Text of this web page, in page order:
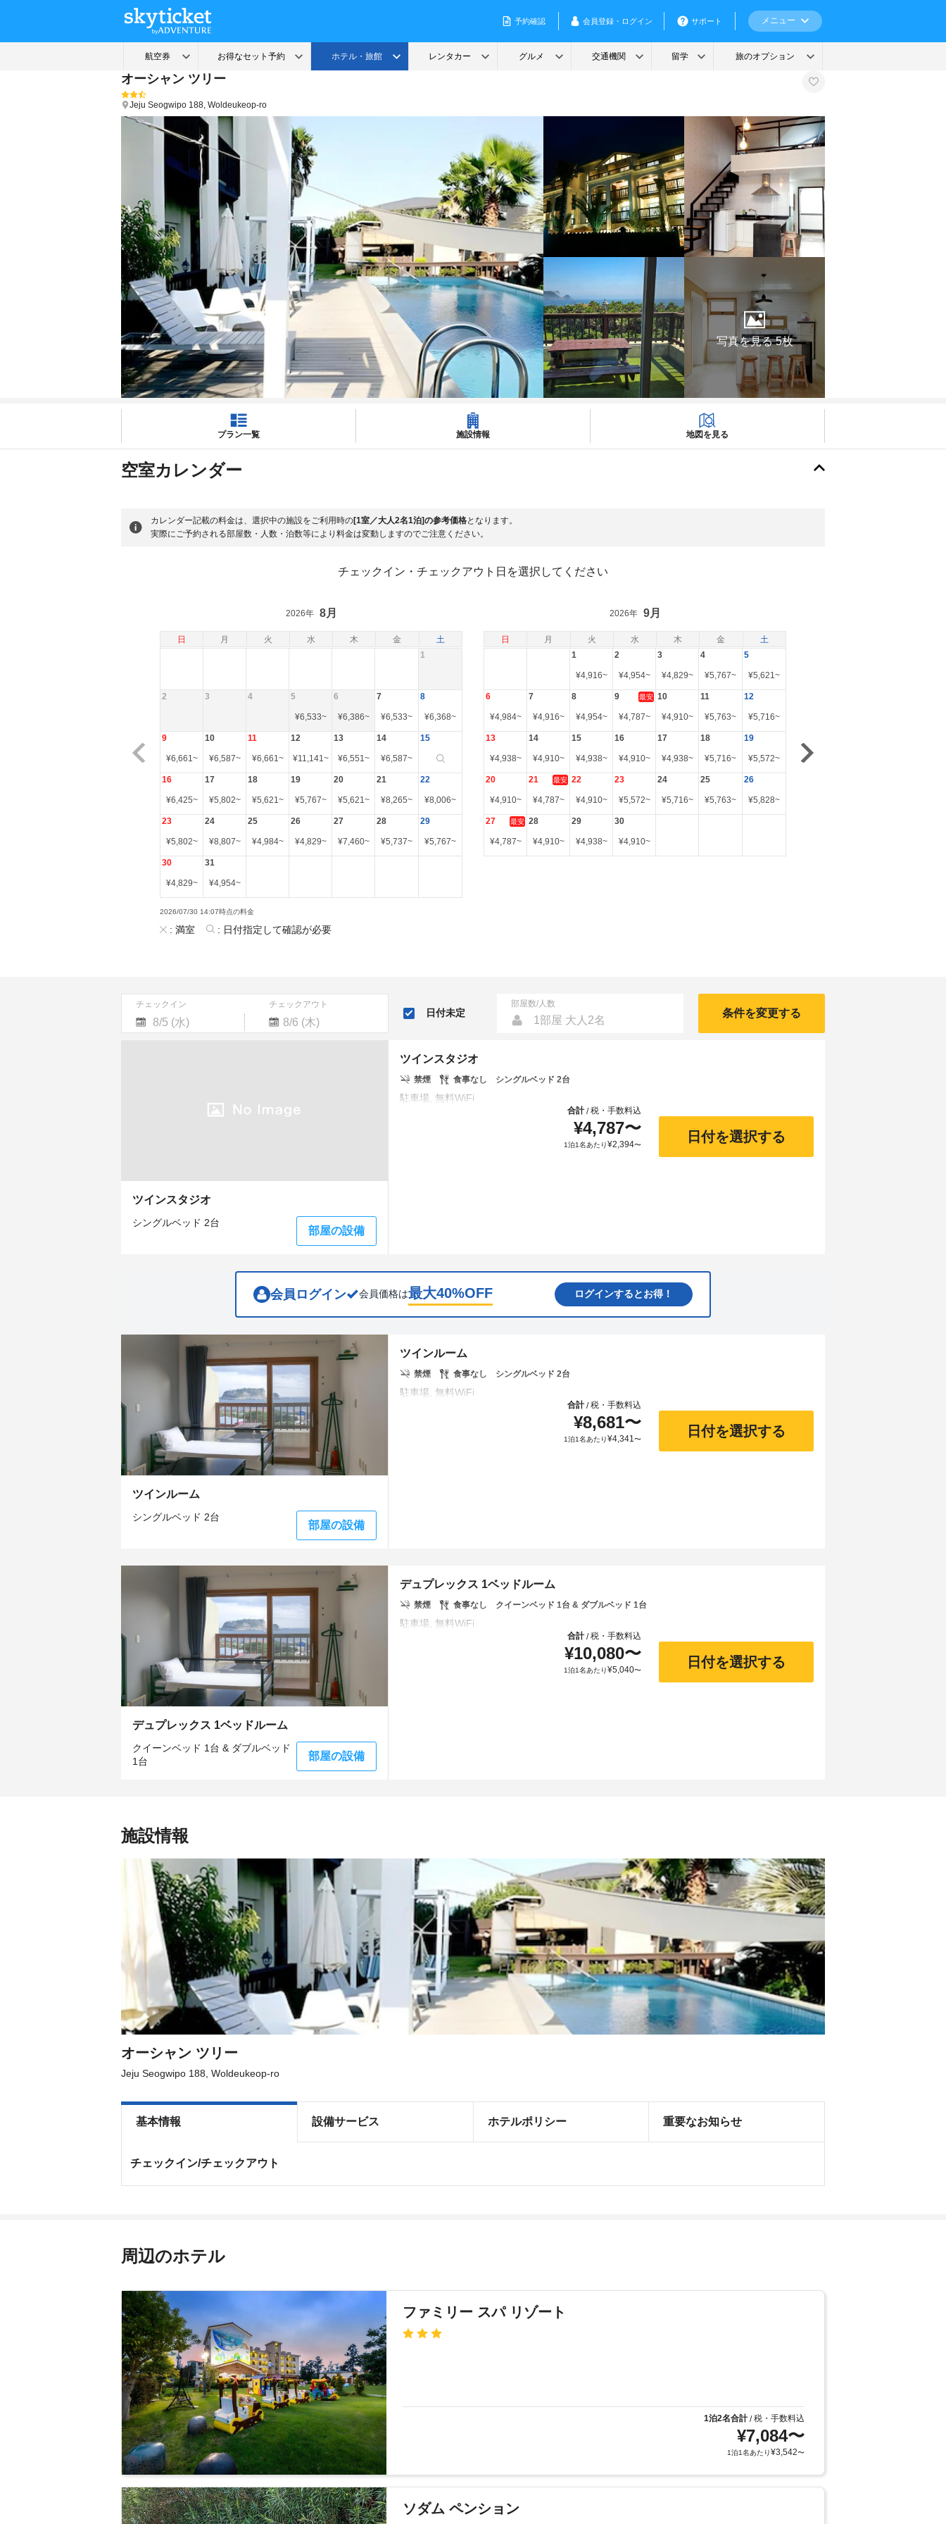
オーシャン ツリー
Jeju Seogwipo 188, Woldeukeop-ro
写真を見る 5枚
プラン一覧 施設情報 地図を見る
空室カレンダー
カレンダー記載の料金は、選択中の施設をご利用時の[1室／大人2名1泊]の参考価格となります。
実際にご予約される部屋数・人数・泊数等により料金は変動しますのでご注意ください。
チェックイン・チェックアウト日を選択してください
日 月 火 水 木 金 土 日 月 火 水 木 金 土
2026年 8月
1
2 3 4 5
¥6,533~
6
¥6,386~
7
¥6,533~
8
¥6,368~
9
¥6,661~
10
¥6,587~
11
¥6,661~
12
¥11,141~
13
¥6,551~
14
¥6,587~
15
16
¥6,425~
17
¥5,802~
18
¥5,621~
19
¥5,767~
20
¥5,621~
21
¥8,265~
22
¥8,006~
23
¥5,802~
24
¥8,807~
25
¥4,984~
26
¥4,829~
27
¥7,460~
28
¥5,737~
29
¥5,767~
30
¥4,829~
31
¥4,954~
2026年 9月
1
¥4,916~
2
¥4,954~
3
¥4,829~
4
¥5,767~
5
¥5,621~
6
¥4,984~
7
¥4,916~
8
¥4,954~
9 最安
¥4,787~
10
¥4,910~
11
¥5,763~
12
¥5,716~
13
¥4,938~
14
¥4,910~
15
¥4,938~
16
¥4,910~
17
¥4,938~
18
¥5,716~
19
¥5,572~
20
¥4,910~
21 最安
¥4,787~
22
¥4,910~
23
¥5,572~
24
¥5,716~
25
¥5,763~
26
¥5,828~
27 最安
¥4,787~
28
¥4,910~
29
¥4,938~
30
¥4,910~
2026/07/30 14:07時点の料金
: 満室 : 日付指定して確認が必要
チェックイン チェックアウト
Navigate
question
key
Navigate
calendar
shortcuts
for
changing
日付未定
部屋数/人数
1部屋 大人2名
条件を変更する
ツインスタジオ
シングルベッド 2台
部屋の設備
ツインスタジオ
禁煙 食事なし シングルベッド 2台
合計/税・手数料込
¥4,787〜
1泊1名あたり¥2,394〜
日付を選択する
会員ログイン 会員価格は最大40%OFF ログインするとお得！
ツインルーム
シングルベッド 2台
部屋の設備
ツインルーム
禁煙 食事なし シングルベッド 2台
合計/税・手数料込
¥8,681〜
1泊1名あたり¥4,341〜
日付を選択する
デュプレックス 1ベッドルーム
クイーンベッド 1台 & ダブルベッド
1台
部屋の設備
デュプレックス 1ベッドルーム
禁煙 食事なし クイーンベッド 1台 & ダブルベッド 1台
合計/税・手数料込
¥10,080〜
1泊1名あたり¥5,040〜
日付を選択する
施設情報
オーシャン ツリー
Jeju Seogwipo 188, Woldeukeop-ro
基本情報 設備サービス ホテルポリシー 重要なお知らせ
チェックイン/チェックアウト
周辺のホテル
ファミリー スパ リゾート
1泊2名合計/税・手数料込
¥7,084〜
1泊1名あたり¥3,542〜
ソダム ペンション